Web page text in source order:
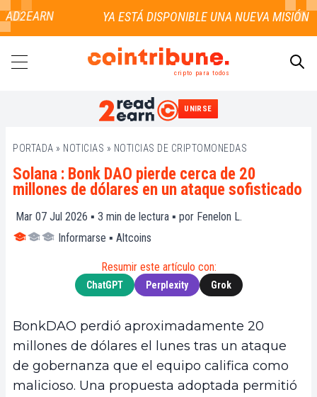
cripto para todos
UNIRSE
PORTADA » NOTICIAS » NOTICIAS DE CRIPTOMONEDAS
Solana : Bonk DAO pierde cerca de 20
millones de dólares en un ataque sofisticado
Mar 07 Jul 2026 ▪ 3 min de lectura ▪ por Fenelon L.
Informarse ▪ Altcoins
Resumir este artículo con:
ChatGPT Perplexity Grok
BonkDAO perdió aproximadamente 20
millones de dólares el lunes tras un ataque
de gobernanza que el equipo califica como
malicioso. Una propuesta adoptada permitió